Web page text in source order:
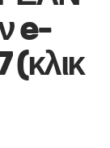
e-
(κλικ